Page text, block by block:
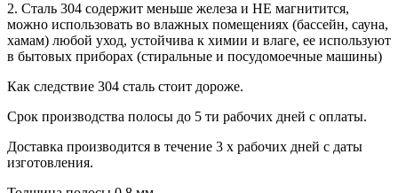
2. Сталь 304 содержит меньше железа и НЕ магнитится,
можно использовать во влажных помещениях (бассейн, сауна,
хамам) любой уход, устойчива к химии и влаге, ее используют
в бытовых приборах (стиральные и посудомоечные машины)
Как следствие 304 сталь стоит дороже.
Срок производства полосы до 5 ти рабочих дней с оплаты.
Доставка производится в течение 3 х рабочих дней с даты
изготовления.